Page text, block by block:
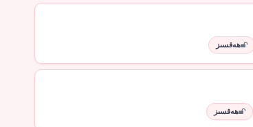
ھەقسىز
ھەقسىز